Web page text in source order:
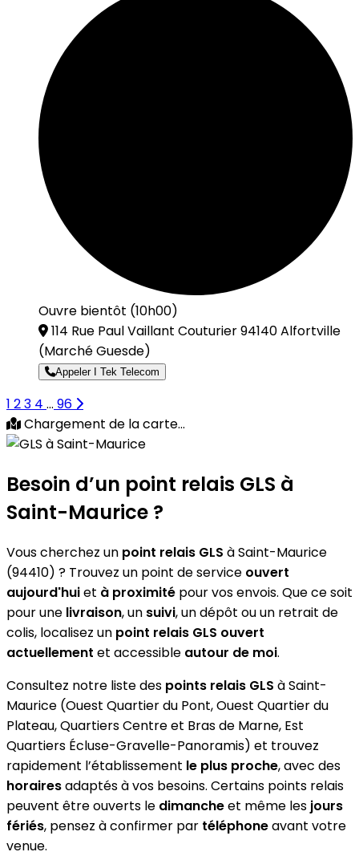
Ouvre bientôt (10h00)
114 Rue Paul Vaillant Couturier 94140 Alfortville
(Marché Guesde)
Appeler I Tek Telecom
1 23 4 ... 96
Chargement de la carte...
Besoin d’un point relais GLS à
Saint-Maurice ?
Vous cherchez un point relais GLS à Saint-Maurice
(94410) ? Trouvez un point de service ouvert
aujourd'huiet à proximité pour vos envois. Que ce soit
pour une livraison, un suivi, un dépôt ou un retrait de
colis, localisez un point relais GLS ouvert
actuellement et accessible autour de moi.
Consultez notre liste des points relais GLS à Saint-
Maurice (Ouest Quartier du Pont, Ouest Quartier du
Plateau, Quartiers Centre et Bras de Marne, Est
Quartiers Écluse-Gravelle-Panoramis) et trouvez
rapidement l’établissement le plus proche, avec des
horairesadaptés à vos besoins. Certains points relais
peuvent être ouverts le dimancheet même les jours
fériés, pensez à confirmer par téléphoneavant votre
venue.